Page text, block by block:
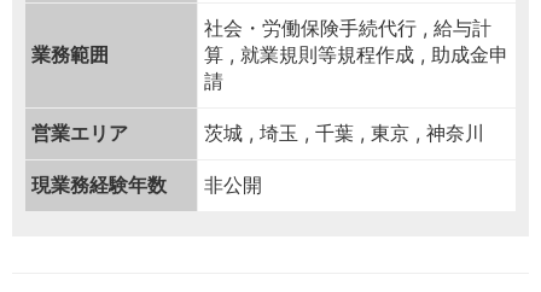
業務範囲
社会・労働保険手続代行 , 給与計
算 , 就業規則等規程作成 , 助成金申
請
営業エリア 茨城 , 埼玉 , 千葉 , 東京 , 神奈川
現業務経験年数 非公開